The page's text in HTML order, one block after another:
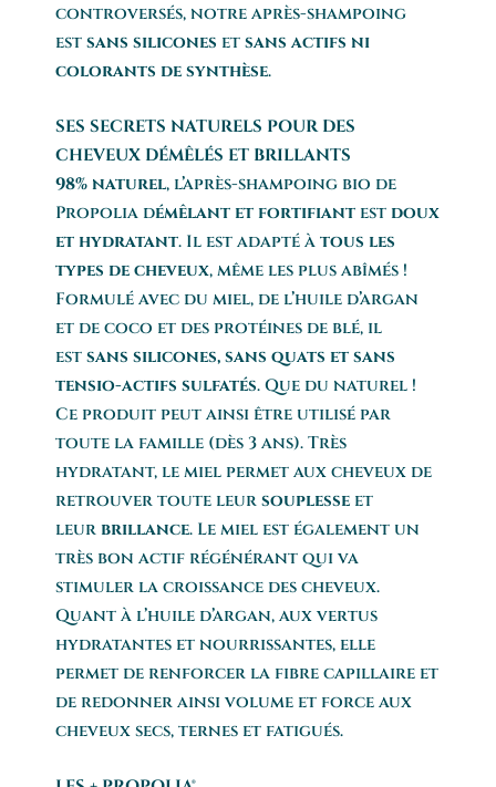
controversés, notre après-shampoing
estsans silicones etsans actifs ni
colorants de synthèse.
SES SECRETS NATURELS POUR DES
CHEVEUX DÉMÊLÉS ET BRILLANTS
98% naturel, l’après-shampoing bio de
Propolia démêlant et fortifiant estdoux
et hydratant. Il est adapté àtous les
types de cheveux, même les plus abîmés !
Formulé avec du miel, de l’huile d’argan
et de coco et des protéines de blé, il
estsans silicones, sans quats et sans
tensio-actifs sulfatés. Que du naturel !
Ce produit peut ainsi être utilisé par
toute la famille (dès 3 ans). Très
hydratant, le miel permet aux cheveux de
retrouver toute leursouplesse et
leur brillance. Le miel est également un
très bon actif régénérant qui va
stimuler la croissance des cheveux.
Quant à l’huile d’argan, aux vertus
hydratantes et nourrissantes, elle
permet de renforcer la fibre capillaire et
de redonner ainsi volume et force aux
cheveux secs, ternes et fatigués.